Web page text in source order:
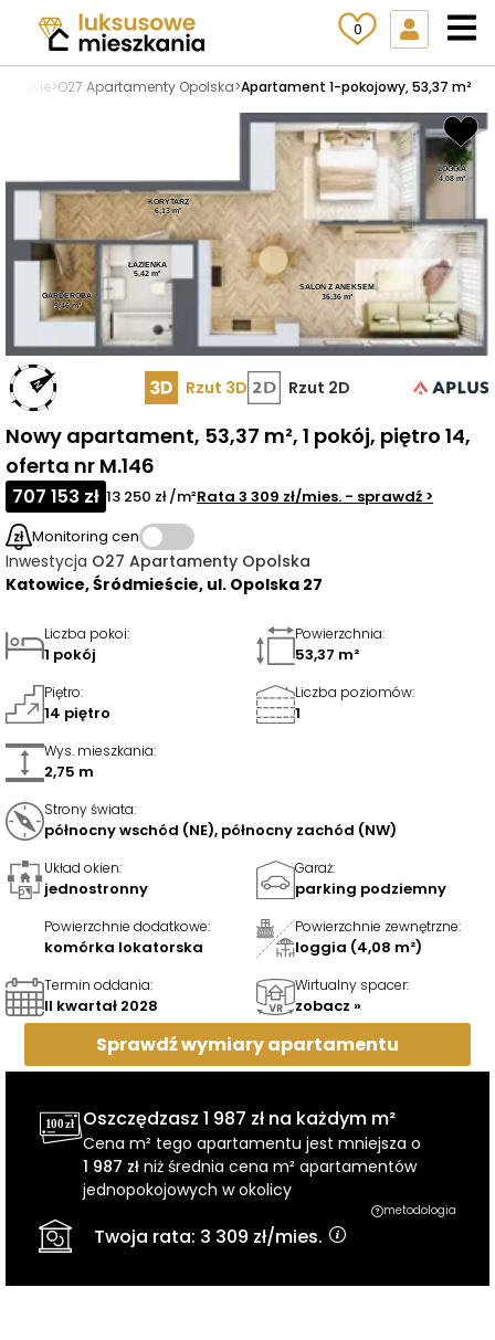
0
>O27 Apartamenty Opolska>Apartament 1-pokojowy, 53,37 m²
Nowy apartament, 53,37 m², 1 pokój, piętro 14,
oferta nr M.146
707 153 zł 13 250 zł /m²Rata 3 309 zł/mies. - sprawdź >
Monitoring cen
Inwestycja O27 Apartamenty Opolska
Katowice, Śródmieście, ul. Opolska 27
SALON Z ANEKSEM
36,36 m²
ŁAZIENKA
5,42 m²
GARDEROBA
5,46 m²
KORYTARZ
6,13 m²
LOGGIA
4,08 m²
Rzut 3D Rzut 2D
Liczba pokoi:
1 pokój
Powierzchnia:
53,37 m²
Piętro:
14 piętro
Liczba poziomów:
1
Wys. mieszkania:
2,75 m
Strony świata:
północny wschód (NE), północny zachód (NW)
Układ okien:
jednostronny
Garaż:
parking podziemny
Powierzchnie dodatkowe:
komórka lokatorska
Powierzchnie zewnętrzne:
loggia (4,08 m²)
Termin oddania:
II kwartał 2028
Wirtualny spacer:
zobacz »
Sprawdź wymiaryapartamentu
Oszczędzasz 1 987 złna każdym m²
Cena m² tego apartamentu jest mniejsza o
1 987 zł niż średnia cena m² apartamentów
jednopokojowych w okolicy
metodologia
Twoja rata: 3 309 zł/mies.